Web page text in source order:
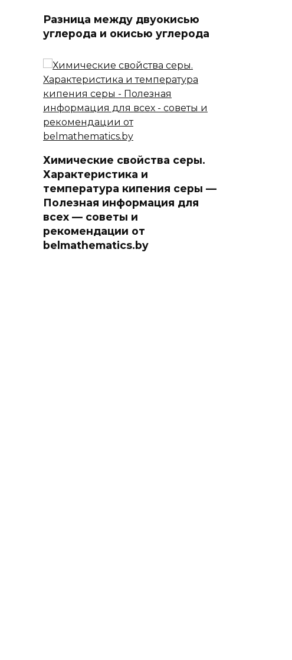
Разница между двуокисью
углерода и окисью углерода
Химические свойства серы.
Характеристика и
температура кипения серы —
Полезная информация для
всех — советы и
рекомендации от
belmathematics.by